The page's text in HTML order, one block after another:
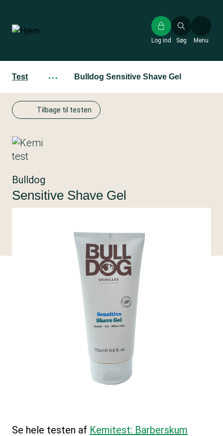
hovedindhold
Søg
Log ind Menu
Test ··· Bulldog Sensitive Shave Gel
Tilbage til testen
Bulldog
Sensitive Shave Gel
Se hele testen af Kemitest: Barberskum